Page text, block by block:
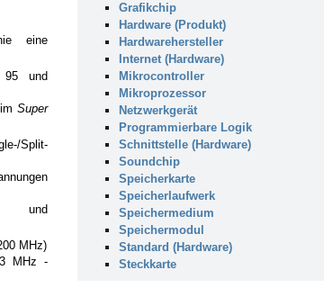
eine
und
Super
Split-
und
MHz)
MHz -
Grafikchip
Hardware (Produkt)
Hardwarehersteller
Internet (Hardware)
Mikrocontroller
Mikroprozessor
Netzwerkgerät
Programmierbare Logik
Schnittstelle (Hardware)
Soundchip
Speicherkarte
Speicherlaufwerk
Speichermedium
Speichermodul
Standard (Hardware)
Steckkarte